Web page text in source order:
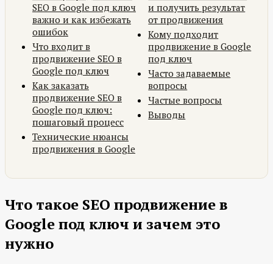
SEO в Google под ключ
важно и как избежать
ошибок
Что входит в
продвижение SEO в
Google под ключ
Как заказать
продвижение SEO в
Google под ключ:
пошаговый процесс
Технические нюансы
продвижения в Google
и получить результат
от продвижения
Кому подходит
продвижение в Google
под ключ
Часто задаваемые
вопросы
Частые вопросы
Выводы
Что такое SEO продвижение в
Google под ключ и зачем это
нужно